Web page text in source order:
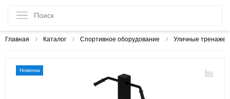
Главная Каталог Спортивное оборудование Уличные
Новинка